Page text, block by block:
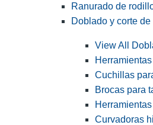
Ranurado de
Doblado y corte
View All
Cuchillas
Brocas para
Curvadoras